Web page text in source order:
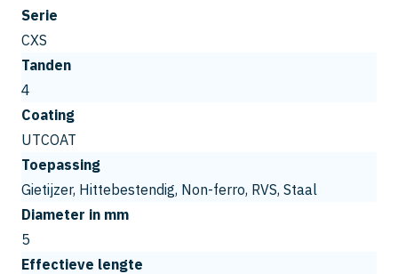
Serie
CXS
Tanden
4
Coating
UTCOAT
Toepassing
Gietijzer, Hittebestendig, Non-ferro, RVS, Staal
Diameter in mm
5
Effectieve lengte